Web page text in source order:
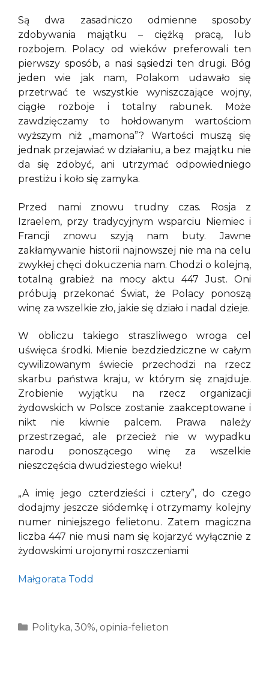
Są dwa zasadniczo odmienne sposoby
zdobywania majątku – ciężką pracą, lub
rozbojem. Polacy od wieków preferowali ten
pierwszy sposób, a nasi sąsiedzi ten drugi. Bóg
jeden wie jak nam, Polakom udawało się
przetrwać te wszystkie wyniszczające wojny,
ciągłe rozboje i totalny rabunek. Może
zawdzięczamy to hołdowanym wartościom
wyższym niż „mamona”? Wartości muszą się
jednak przejawiać w działaniu, a bez majątku nie
da się zdobyć, ani utrzymać odpowiedniego
prestiżu i koło się zamyka.
Przed nami znowu trudny czas. Rosja z
Izraelem, przy tradycyjnym wsparciu Niemiec i
Francji znowu szyją nam buty. Jawne
zakłamywanie historii najnowszej nie ma na celu
zwykłej chęci dokuczenia nam. Chodzi o kolejną,
totalną grabież na mocy aktu 447 Just. Oni
próbują przekonać Świat, że Polacy ponoszą
winę za wszelkie zło, jakie się działo i nadal dzieje.
W obliczu takiego straszliwego wroga cel
uświęca środki. Mienie bezdziedziczne w całym
cywilizowanym świecie przechodzi na rzecz
skarbu państwa kraju, w którym się znajduje.
Zrobienie wyjątku na rzecz organizacji
żydowskich w Polsce zostanie zaakceptowane i
nikt nie kiwnie palcem. Prawa należy
przestrzegać, ale przecież nie w wypadku
narodu ponoszącego winę za wszelkie
nieszczęścia dwudziestego wieku!
„A imię jego czterdzieści i cztery”, do czego
dodajmy jeszcze siódemkę i otrzymamy kolejny
numer niniejszego felietonu. Zatem magiczna
liczba 447 nie musi nam się kojarzyć wyłącznie z
żydowskimi urojonymi roszczeniami
Małgorata Todd
Kategorie
Polityka, 30%, opinia-felieton